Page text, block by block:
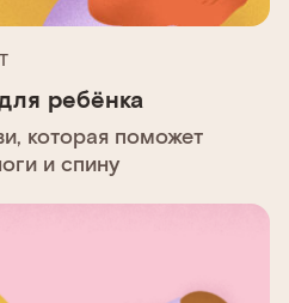
ребёнка
которая поможет
и спину